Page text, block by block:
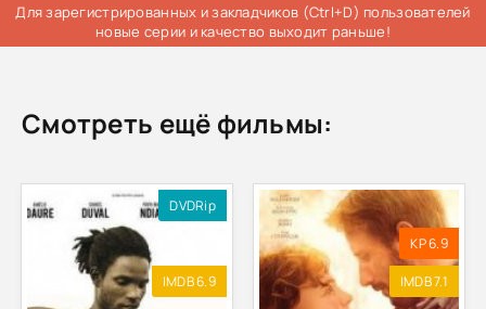
Для зарегистрированных и закладчиков (Ctrl+D) пользователей
новые серии и качество выходит раньше!
Смотреть ещё фильмы:
DVDRip
IMDB 6.9
KP 6.9
IMDB 7.1